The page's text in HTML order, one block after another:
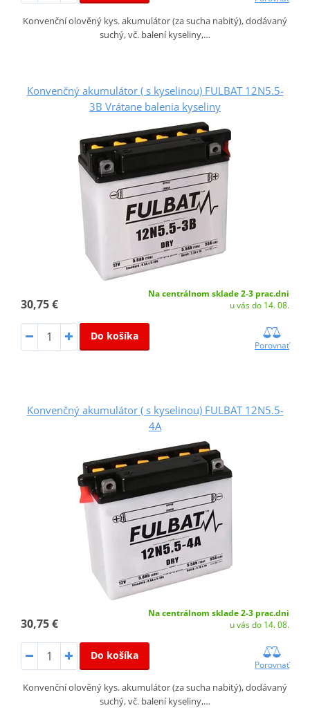
Konvenční olověný kys. akumulátor (za sucha nabitý), dodávaný
suchý, vč. balení kyseliny,…
Konvenčný akumulátor ( s kyselinou) FULBAT 12N5.5-
3B Vrátane balenia kyseliny
30,75 €
Na centrálnom sklade 2-3 prac.dni
u vás do 14. 08.
Do košíka
Porovnať
Konvenčný akumulátor ( s kyselinou) FULBAT 12N5.5-
4A
30,75 €
Na centrálnom sklade 2-3 prac.dni
u vás do 14. 08.
Do košíka
Porovnať
Konvenční olověný kys. akumulátor (za sucha nabitý), dodávaný
suchý, vč. balení kyseliny,…